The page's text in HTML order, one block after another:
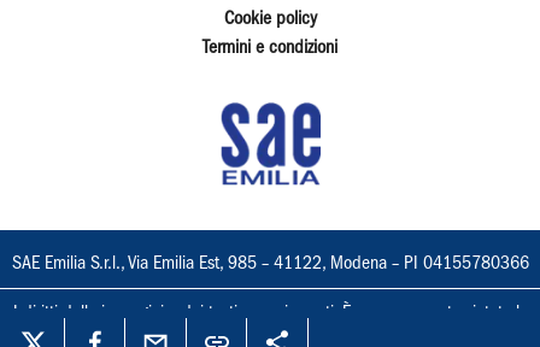
Cookie policy
Termini e condizioni
SAE Emilia S.r.l., Via Emilia Est, 985 – 41122, Modena – PI 04155780366
I diritti delle immagini e dei testi sono riservati. È espressamente vietata la
loro riproduzione con qualsiasi mezzo e l'adattamento totale o parziale.